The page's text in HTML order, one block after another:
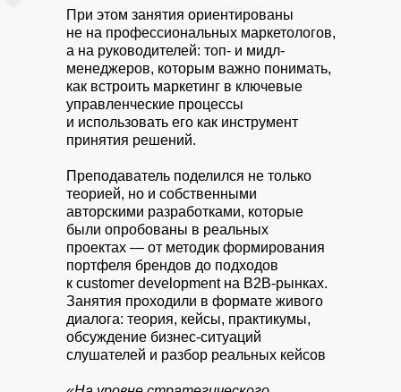
При этом занятия ориентированы
не на профессиональных маркетологов,
а на руководителей: топ- и мидл-
менеджеров, которым важно понимать,
как встроить маркетинг в ключевые
управленческие процессы
и использовать его как инструмент
принятия решений.
Преподаватель поделился не только
теорией, но и собственными
авторскими разработками, которые
были опробованы в реальных
проектах — от методик формирования
портфеля брендов до подходов
к customer development на B2B-рынках.
Занятия проходили в формате живого
диалога: теория, кейсы, практикумы,
обсуждение бизнес-ситуаций
слушателей и разбор реальных кейсов